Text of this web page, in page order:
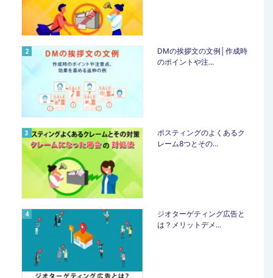
DMの挨拶文の文例│作成時
のポイントや注...
ポスティングのよくあるク
レーム8つとその...
ジオターゲティング広告と
は？メリットデメ...